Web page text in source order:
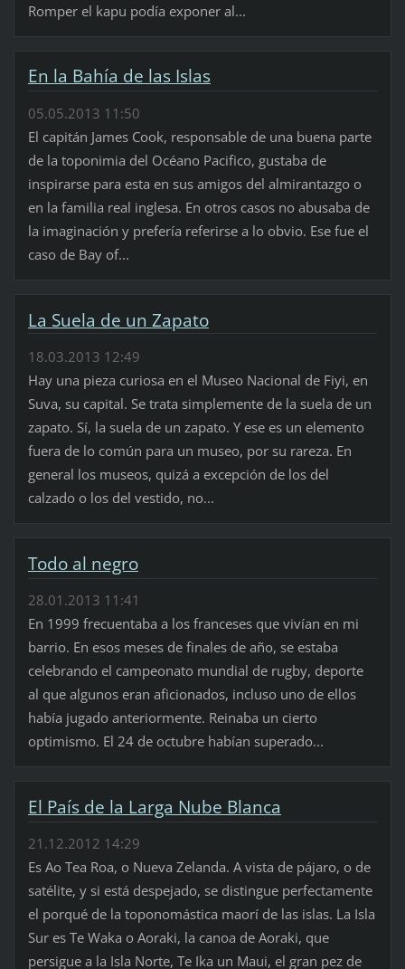
Romper el kapu podía exponer al...
En la Bahía de las Islas
05.05.2013 11:50
El capitán James Cook, responsable de una buena parte
de la toponimia del Océano Pacifico, gustaba de
inspirarse para esta en sus amigos del almirantazgo o
en la familia real inglesa. En otros casos no abusaba de
la imaginación y prefería referirse a lo obvio. Ese fue el
caso de Bay of...
La Suela de un Zapato
18.03.2013 12:49
Hay una pieza curiosa en el Museo Nacional de Fiyi, en
Suva, su capital. Se trata simplemente de la suela de un
zapato. Sí, la suela de un zapato. Y ese es un elemento
fuera de lo común para un museo, por su rareza. En
general los museos, quizá a excepción de los del
calzado o los del vestido, no...
Todo al negro
28.01.2013 11:41
En 1999 frecuentaba a los franceses que vivían en mi
barrio. En esos meses de finales de año, se estaba
celebrando el campeonato mundial de rugby, deporte
al que algunos eran aficionados, incluso uno de ellos
había jugado anteriormente. Reinaba un cierto
optimismo. El 24 de octubre habían superado...
El País de la Larga Nube Blanca
21.12.2012 14:29
Es Ao Tea Roa, o Nueva Zelanda. A vista de pájaro, o de
satélite, y si está despejado, se distingue perfectamente
el porqué de la toponomástica maorí de las islas. La Isla
Sur es Te Waka o Aoraki, la canoa de Aoraki, que
persigue a la Isla Norte, Te Ika un Maui, el gran pez de